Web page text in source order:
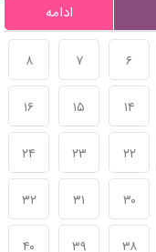
ادامه
۶ ۷ ۸
۱۴ ۱۵ ۱۶
۲۲ ۲۳ ۲۴
۳۰ ۳۱ ۳۲
۳۸ ۳۹ ۴۰